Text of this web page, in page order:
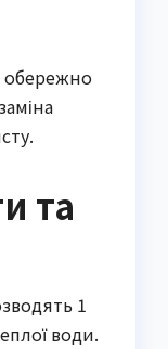
обережно
та
1
води.